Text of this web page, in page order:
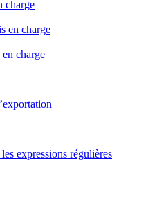
charge
en charge
en charge
expressions régulières